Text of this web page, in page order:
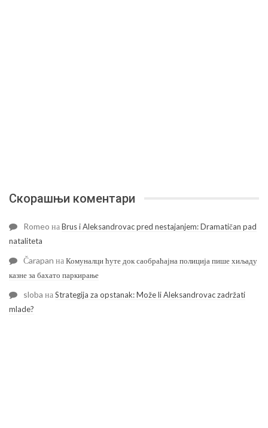
Скорашњи коментари
Romeo наBrus i Aleksandrovac pred nestajanjem: Dramatičan pad
nataliteta
Čarapan наКомуналци ћуте док саобраћајна полиција пише хиљаду
казне за бахато паркирање
sloba наStrategija za opstanak: Može li Aleksandrovac zadržati
mlade?